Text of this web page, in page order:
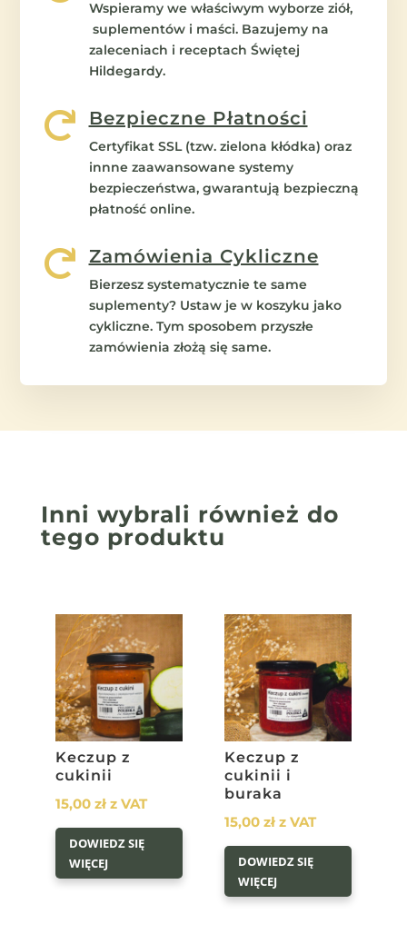
Wspieramy we właściwym wyborze ziół,
suplementów i maści. Bazujemy na
zaleceniach i receptach Świętej
Hildegardy.
 Bezpieczne Płatności
Certyfikat SSL (tzw. zielona kłódka) oraz
innne zaawansowane systemy
bezpieczeństwa, gwarantują bezpieczną
płatność online.
 Zamówienia Cykliczne
Bierzesz systematycznie te same
suplementy? Ustaw je w koszyku jako
cykliczne. Tym sposobem przyszłe
zamówienia złożą się same.
Inni wybrali również do
tego produktu
Keczup z
cukinii
15,00 zł z VAT
DOWIEDZ SIĘ
WIĘCEJ
Keczup z
cukinii i
buraka
15,00zł z VAT
DOWIEDZ SIĘ
WIĘCEJ